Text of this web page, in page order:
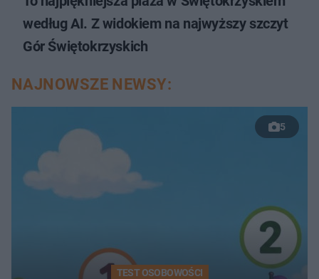
według AI. Z widokiem na najwyższy szczyt
Gór Świętokrzyskich
NAJNOWSZE NEWSY:
5
TEST OSOBOWOŚCI